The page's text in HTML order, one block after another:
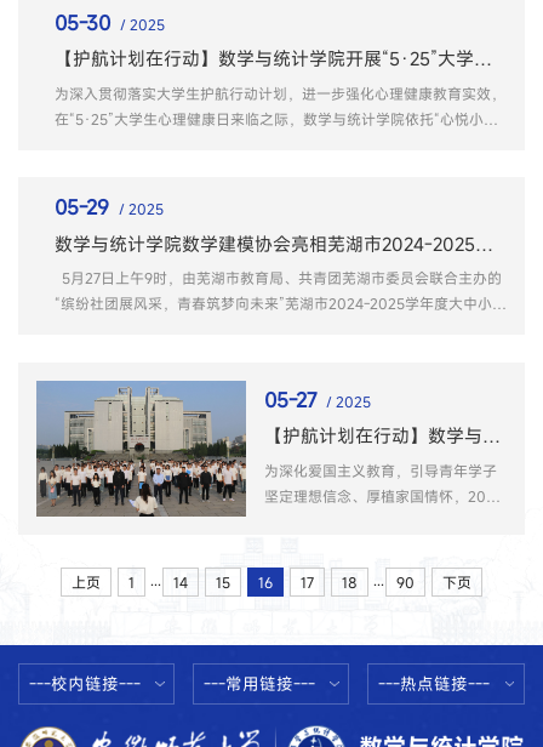
航”活动。院党委副书记芮先红、团委
动，2025届毕业生团学骨干代表、第
八届团...
05-30 / 2025
【护航计划在行动】数学与统计学院开展“5·25”大学生心理健康月系列活动
为深入贯彻落实大学生护航行动计划，进一步强化心理健康教育实效，
在“5·25”大学生心理健康日来临之际，数学与统计学院依托“心悦小筑”
极向上的校园氛围。心灵成长，培育精神防护林。...
05-29 / 2025
数学与统计学院数学建模协会亮相芜湖市2024-2025学年度大中小学生社团展演
5月27日上午9时，由芜湖市教育局、共青团芜湖市委员会联合主办的
“缤纷社团展风采，青春筑梦向未来”芜湖市2024-2025学年度大中小学
盛会，安徽师范大学数学建模协会作为高校特色社团代...
05-27 / 2025
【护航计划在行动】数学与统计学院举行“国旗下的思政课”主题校园升国旗活动
为深化爱国主义教育，引导青年学子
坚定理想信念、厚植家国情怀，2025
下的思政课”主题校园升国旗活动。数
学与统计学院党委书记黄友生、党委
副书记潘楠楠，辅导员毕昌喜、陈孟
奇、陈华玥、朱荣祥及各年级学生代
表共...
上页 1 ... 14 15 16 17 18 ... 90 下页
---校内链接--- ---常用链接--- ---热点链接---